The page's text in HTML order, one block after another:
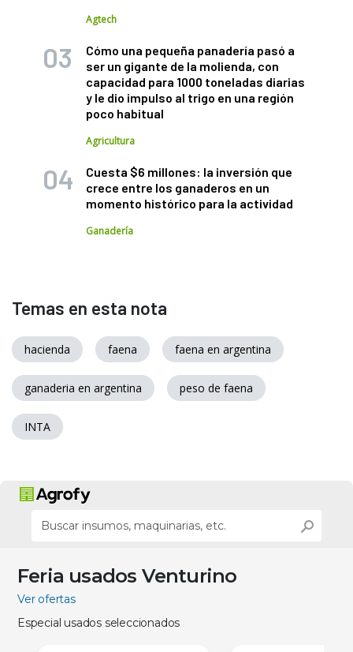
Agtech
Cómo una pequeña panadería pasó a
ser un gigante de la molienda, con
capacidad para 1000 toneladas diarias
y le dio impulso al trigo en una región
poco habitual
Agricultura
Cuesta $6 millones: la inversión que
crece entre los ganaderos en un
momento histórico para la actividad
Ganadería
Temas en esta nota
hacienda faena faena en argentina
ganaderia en argentina peso de faena
INTA
Feria usados Venturino
Ver ofertas
Especial usados seleccionados